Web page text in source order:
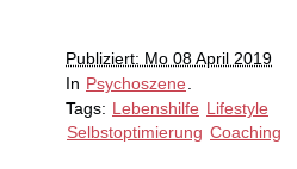
Publiziert: Mo 08 April 2019
In Psychoszene
Tags: Lebenshilfe Lifestyle
Selbstoptimierung Coaching